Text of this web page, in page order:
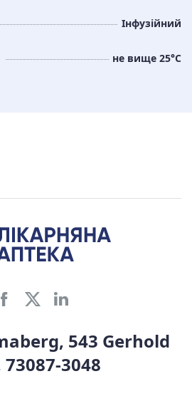
Інфузійний
не вище 25°C
543 Gerhold
3048